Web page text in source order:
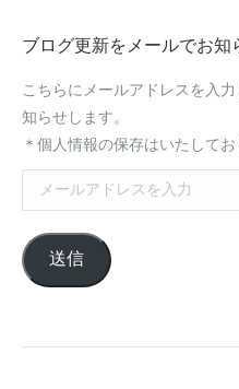
ブログ更新をメールでお知
こちらにメールアドレスを入
知らせします。
＊個人情報の保存はいたしてお
ー
ル
ア
ス
送信